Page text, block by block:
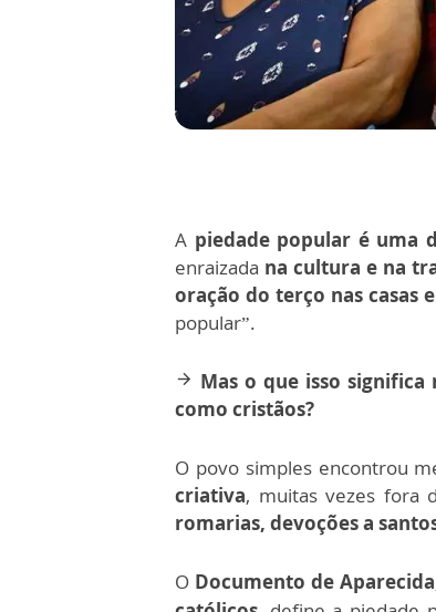
A piedade popular é uma
enraizada na cultura e na
oração do terço nas casas
popular”.
arrow_forward Mas o que isso
como cristãos?
O povo simples encontrou
criativa, muitas vezes fora
romarias, devoções a
O Documento de Aparecida